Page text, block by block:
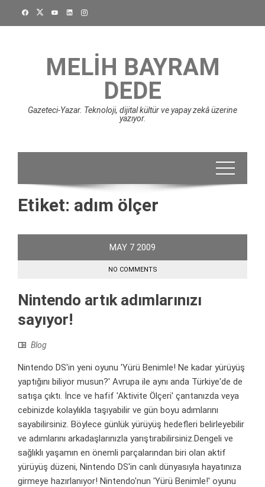
MELIH BAYRAM
DEDE
Gazeteci-Yazar. Teknoloji, dijital kültür ve yapay zekâ üzerine
yazıyor.
Etiket: adım ölçer
MAY 7 2009
NO COMMENTS
Nintendo artık adımlarınızı
sayıyor!
Blog
Nintendo DS'in yeni oyunu 'Yürü Benimle! Ne kadar yürüyüş
yaptığını biliyor musun?' Avrupa ile aynı anda Türkiye'de de
satışa çıktı. İnce ve hafif 'Aktivite Ölçeri' çantanızda veya
cebinizde kolaylıkla taşıyabilir ve gün boyu adımlarını
sayabilirsiniz. Böylece günlük yürüyüş hedefleri belirleyebilir
ve adımlarını arkadaşlarınızla yarıştırabilirsiniz.Dengeli ve
sağlıklı yaşamın en önemli parçalarından biri olan aktif
yürüyüş düzeni, Nintendo DS'in canlı dünyasıyla hayatınıza
girmeye hazırlanıyor! Nintendo'nun 'Yürü Benimle!' oyunu